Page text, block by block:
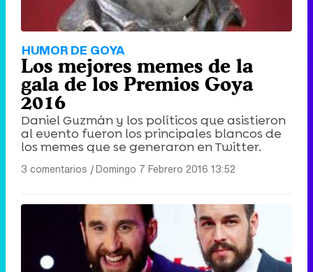
HUMOR DE GOYA
Los mejores memes de la
gala de los Premios Goya
2016
Daniel Guzmán y los políticos que asistieron
al evento fueron los principales blancos de
los memes que se generaron en Twitter.
3 comentarios |Domingo 7 Febrero 2016 13:52